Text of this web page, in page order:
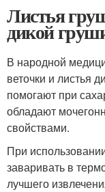
Листья
дикой
В народной
веточки и листья
помогают при
обладают
свойствами.
При
заваривать в
лучшего